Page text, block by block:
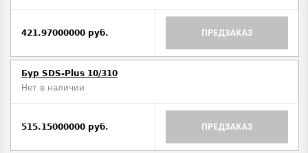
421.97000000 руб. ПРЕДЗАКАЗ
Бур SDS-Plus 10/310
Нет в наличии
515.15000000 руб. ПРЕДЗАКАЗ